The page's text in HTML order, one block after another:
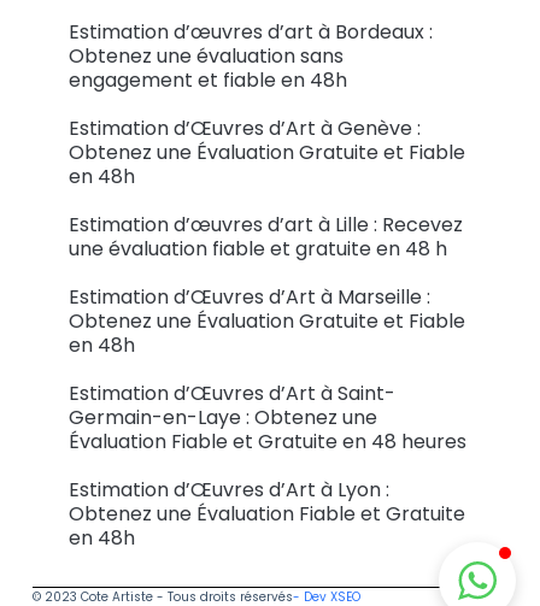
Estimation d’œuvres d’art à Bordeaux :
Obtenez une évaluation sans
engagement et fiable en 48h
Estimation d’Œuvres d’Art à Genève :
Obtenez une Évaluation Gratuite et Fiable
en 48h
Estimation d’œuvres d’art à Lille : Recevez
une évaluation fiable et gratuite en 48 h
Estimation d’Œuvres d’Art à Marseille :
Obtenez une Évaluation Gratuite et Fiable
en 48h
Estimation d’Œuvres d’Art à Saint-
Germain-en-Laye : Obtenez une
Évaluation Fiable et Gratuite en 48 heures
Estimation d’Œuvres d’Art à Lyon :
Obtenez une Évaluation Fiable et Gratuite
en 48h
© 2023 Cote Artiste - Tous droits réservés- Dev XSEO